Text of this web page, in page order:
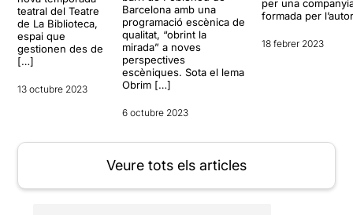
teatral del Teatre
de La Biblioteca,
espai que
gestionen des de
[…]
13 octubre 2023
Barcelona amb una
programació escènica de
qualitat, “obrint la
mirada” a noves
perspectives
escèniques. Sota el lema
Obrim […]
6 octubre 2023
per una
formada per
18 febrer 2023
Veure tots els articles